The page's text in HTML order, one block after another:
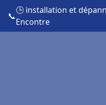
📞
🕒 installation et
Encontre